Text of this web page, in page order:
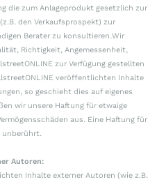
die zum Anlageprodukt gesetzlich zur
den Verkaufsprospekt) zur
Berater zu konsultieren.Wir
Richtigkeit, Angemessenheit,
zur Verfügung gestellten
veröffentlichten Inhalte
so geschieht dies auf eigenes
wir unsere Haftung für etwaige
aus. Eine Haftung für
unberührt.
Autoren:
Inhalte externer Autoren (wie z.B.